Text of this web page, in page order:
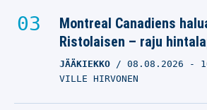
Montreal Canadiens
Ristolaisen – raju
JÄÄKIEKKO 08.08.2026 -
VILLE HIRVONEN